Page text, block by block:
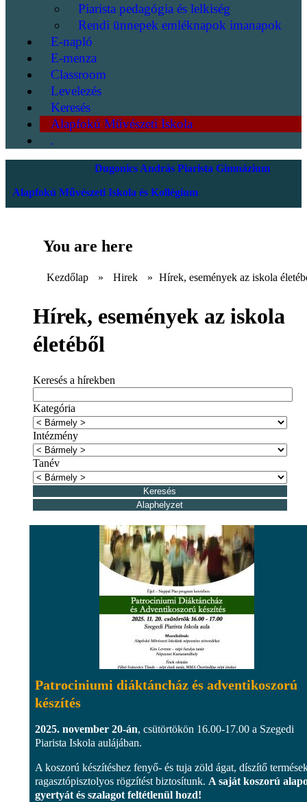
Piarista pedagógia és lelkiség
Rendi ünnepek emléknapok imanapok
E-napló
E-menza
Classroom
Levelezés
Keresés
Alapfokú Művészeti Iskola
.
Dugonics András Piarista Gimnázium
Alapfokú Művészeti Iskola és Kollégium
You are here
Kezdőlap » Hirek » Hírek, események az iskola
Hírek, események az iskola
életéből
Keresés a hírekben
Kategória
Intézmény
Tanév
Patrociniumi diáktáncház és adventikoszorú
készítés
2025. november 20-án, csütörtökön 16.00-17.00 a Szegedi
Piarista Iskola aulájában.
A koszorú készítéshez fenyő- és tuja zöld ágat, díszítő
ragasztópisztolyos rögzítést biztosítunk. A saját koszorú
gyertyát és szalagot feltétlenül hozd!